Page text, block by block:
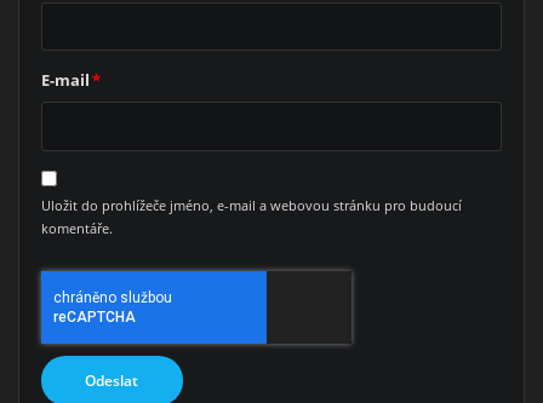
E-mail*
Uložit do prohlížeče jméno, e-mail a webovou stránku pro budoucí
komentáře.